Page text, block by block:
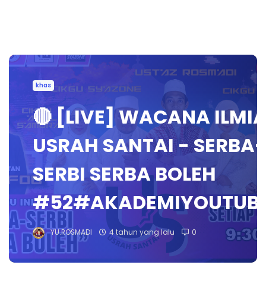
khas
🔴 [LIVE] WACANA
USRAH SANTAI - SERBA-
SERBI SERBA BOLEH
YU.ROSMADI 4 tahun yang lalu 0